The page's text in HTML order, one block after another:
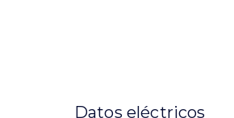
Datos eléctricos